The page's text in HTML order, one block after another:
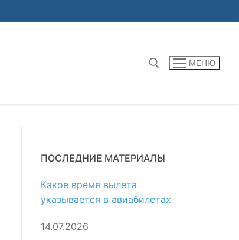
МЕНЮ
ПОСЛЕДНИЕ МАТЕРИАЛЫ
Какое время вылета
указывается в авиабилетах
14.07.2026